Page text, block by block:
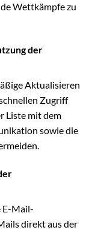
Wettkämpfe zu
der
Aktualisieren
Zugriff
Liste mit dem
sowie die
E-Mail-
direkt aus der